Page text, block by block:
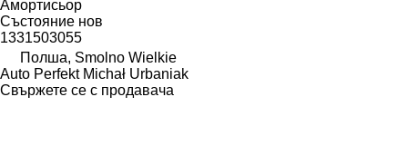
Амортисьор
Състояние нов
1331503055
Полша, Smolno Wielkie
Auto Perfekt Michał Urbaniak
Свържете се с продавача